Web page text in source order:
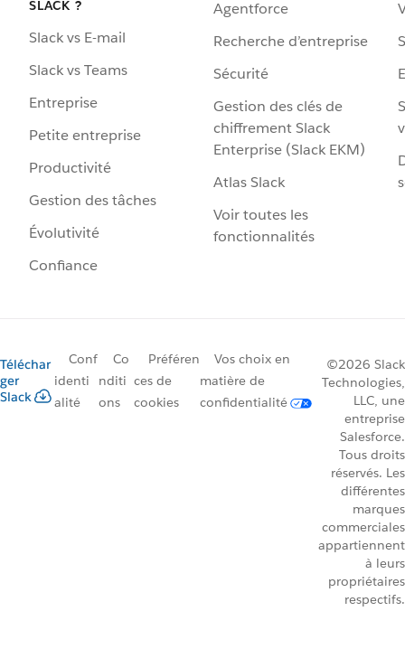
SLACK ?
Slack vs E-mail
Slack vs Teams
Entreprise
Petite entreprise
Productivité
Gestion des tâches
Évolutivité
Confiance
Agentforce
Recherche d’entreprise
Sécurité
Gestion des clés de
chiffrement Slack
Enterprise (Slack EKM)
Atlas Slack
Voir toutes les
fonctionnalités
Téléchar
ger
Slack
Conf
identi
alité
Co
nditi
ons
Préféren
ces de
cookies
Vos choix en
matière de
confidentialité
©2026 Slack
Technologies,
LLC, une
entreprise
Salesforce.
Tous droits
réservés. Les
différentes
marques
commerciales
appartiennent
à leurs
propriétaires
respectifs.